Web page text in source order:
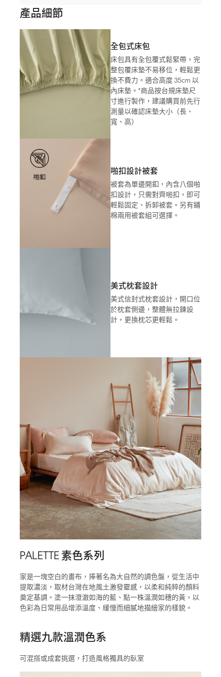
產品細節
全包式床包
床包具有全包覆式鬆緊帶，完
整包覆床墊不易移位，輕鬆更
換不費力。適合高度 35cm 以
內床墊。*商品按台規床墊尺
寸進行製作，建議購買前先行
測量以確認床墊大小（長、
寬、高）
啪扣設計被套
被套為單邊開釦，內含八個啪
扣設計，只需對齊啪扣，即可
輕鬆固定、拆卸被套。另有鋪
棉兩用被套組可選擇。
美式枕套設計
美式信封式枕套設計，開口位
於枕套側邊，整體無拉鍊設
計，更換枕芯更輕鬆。
PALETTE 素色系列
家是一塊空白的畫布，捧著名為大自然的調色盤，從生活中
提取濃淡，取材台灣在地風土激發靈感，以柔和純粹的顏料
奠定基調。塗一抹澄澈如海的藍、點一株溫潤如穗的黃，以
色彩為日常用品增添溫度、緩慢而細膩地描繪家的樣貌。
精選九款溫潤色系
可混搭或成套挑選，打造風格獨具的臥室